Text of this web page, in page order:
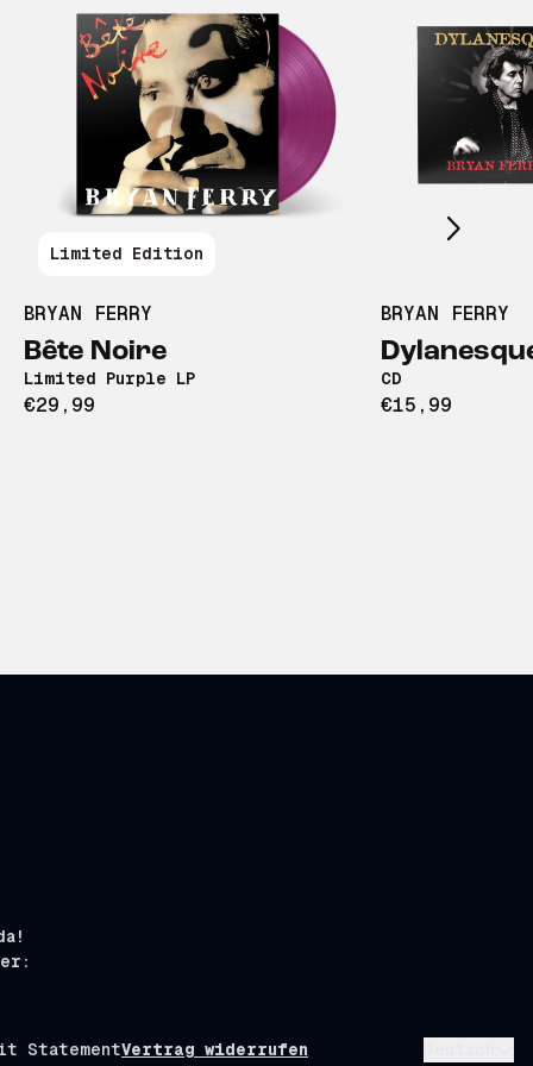
Limited Edition
BRYAN FERRY
Bête Noire
Limited Purple LP
€29,99
BRYAN FERRY
CD
€15,99
Scroll right
StatementVertrag widerrufen